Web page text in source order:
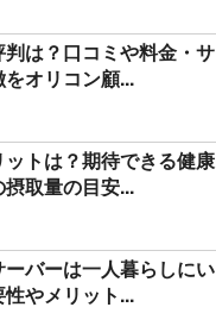
は？口コミや料金・サ
オリコン顧...
トは？期待できる健康
取量の目安...
ーバーは一人暮らしにい
やメリット...